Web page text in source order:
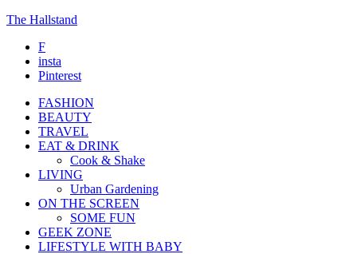
The Hallstand
F
insta
Pinterest
FASHION
BEAUTY
TRAVEL
EAT & DRINK
Cook & Shake
LIVING
Urban Gardening
ON THE SCREEN
SOME FUN
GEEK ZONE
LIFESTYLE WITH BABY